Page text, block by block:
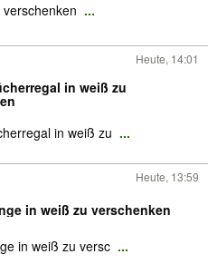
...
Heute, 14:01
in weiß zu
in weiß zu ...
Heute, 13:59
in weiß zu verschenken
in weiß zu versc ...